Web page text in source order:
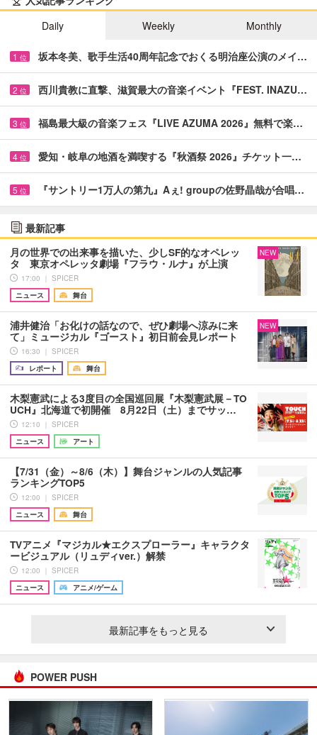
Daily
Weekly Monthly
1 位 坂本冬美、歌手生活40周年記念でおくる明治座公演のメイ…
2 位 西川貴教に直撃、滋賀最大の音楽イベント『FEST. INAZU…
3 位 福島最大級の音楽フェス『LIVE AZUMA 2026』無料で楽…
4 位 愛知・岐阜の地酒を満喫する『秋酒祭 2026』チケット一…
5 位 『サントリー1万人の第九』Aぇ! groupの佐野晶哉が合唱…
最新記事
月の世界での出来事を描いた、少しSF的なオペレッ
タ 東京オペレッタ劇場『フラウ・ルナ』が上演
17:00 ｜ SPICER
ニュース
舞台
NEW
浦井健治「お化けの話なので、ぜひ劇場へ涼みに来
て」ミュージカル『ゴースト』初日前会見レポート
16:30 ｜ SPICER
レポート
舞台
NEW
木梨憲武による3度目の全国巡回展『木梨憲武展－TO
UCH』北海道で初開催 8月22日（土）までサッ…
12:10 ｜ SPICER
ニュース
アート
【7/31（金）～8/6（木）】舞台ジャンルの人気記事
ランキングTOP5
12:00 ｜ SPICER
ニュース
舞台
TVアニメ『マジカル★エクスプローラー』キャラクタ
ービジュアル（リュディver.）解禁
12:00 ｜ SPICER
ニュース
アニメ/ゲーム
最新記事をもっと見る
POWER PUSH